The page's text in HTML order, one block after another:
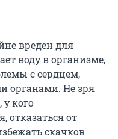
вреден для
воду в организме,
с сердцем,
органами. Не зря
кого
отказаться от
скачков